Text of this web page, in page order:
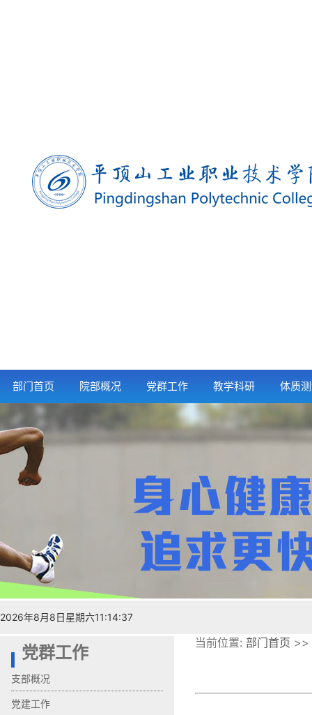
部门首页 院部概况 党群工作 教学科研 体质
2026年8月8日星期六11:14:38
党群工作
支部概况
党建工作
当前位置: 部门首页 >>